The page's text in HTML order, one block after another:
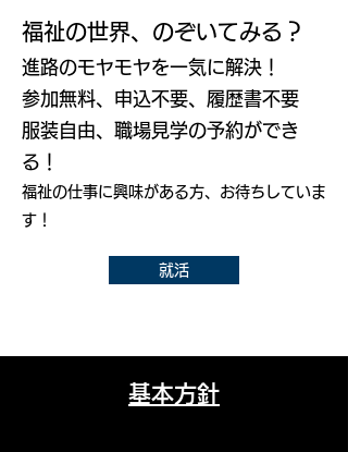
福祉の世界、のぞいてみる？
進路のモヤモヤを一気に解決！
参加無料、申込不要、履歴書不要
服装自由、職場見学の予約ができ
る！
福祉の仕事に興味がある方、お待ちしていま
す！
就活
​基本方針